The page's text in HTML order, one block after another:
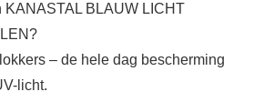
KANASTAL BLAUW LICHT
– de hele dag bescherming
licht.